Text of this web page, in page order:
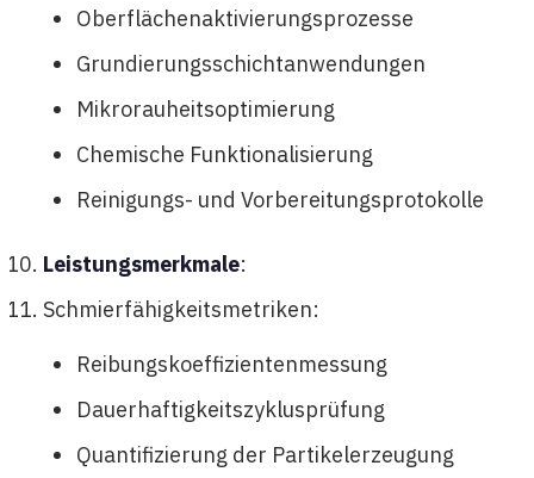
Oberflächenaktivierungsprozesse
Grundierungsschichtanwendungen
Mikrorauheitsoptimierung
Chemische Funktionalisierung
Reinigungs- und Vorbereitungsprotokolle
Leistungsmerkmale:
Schmierfähigkeitsmetriken:
Reibungskoeffizientenmessung
Dauerhaftigkeitszyklusprüfung
Quantifizierung der Partikelerzeugung